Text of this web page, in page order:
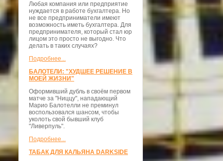
Любая компания или предприятие
нуждается в работе бухгалтера. Но
не все предприниматели имеют
возможность иметь бухгалтера. Для
предпринимателя, который стал юр
лицом это просто не выгодно. Что
делать в таких случаях?
Подробнее...
БАЛОТЕЛИ: "ХУДШЕЕ РЕШЕНИЕ В
МОЕЙ ЖИЗНИ"
Оформивший дубль в своём первом
матче за "Ниццу", нападающий
Марио Балотелли не преминул
воспользовался шансом, чтобы
уколоть свой бывший клуб
"Ливерпуль".
Подробнее...
ТАБАК ДЛЯ КАЛЬЯНА DARKSIDE